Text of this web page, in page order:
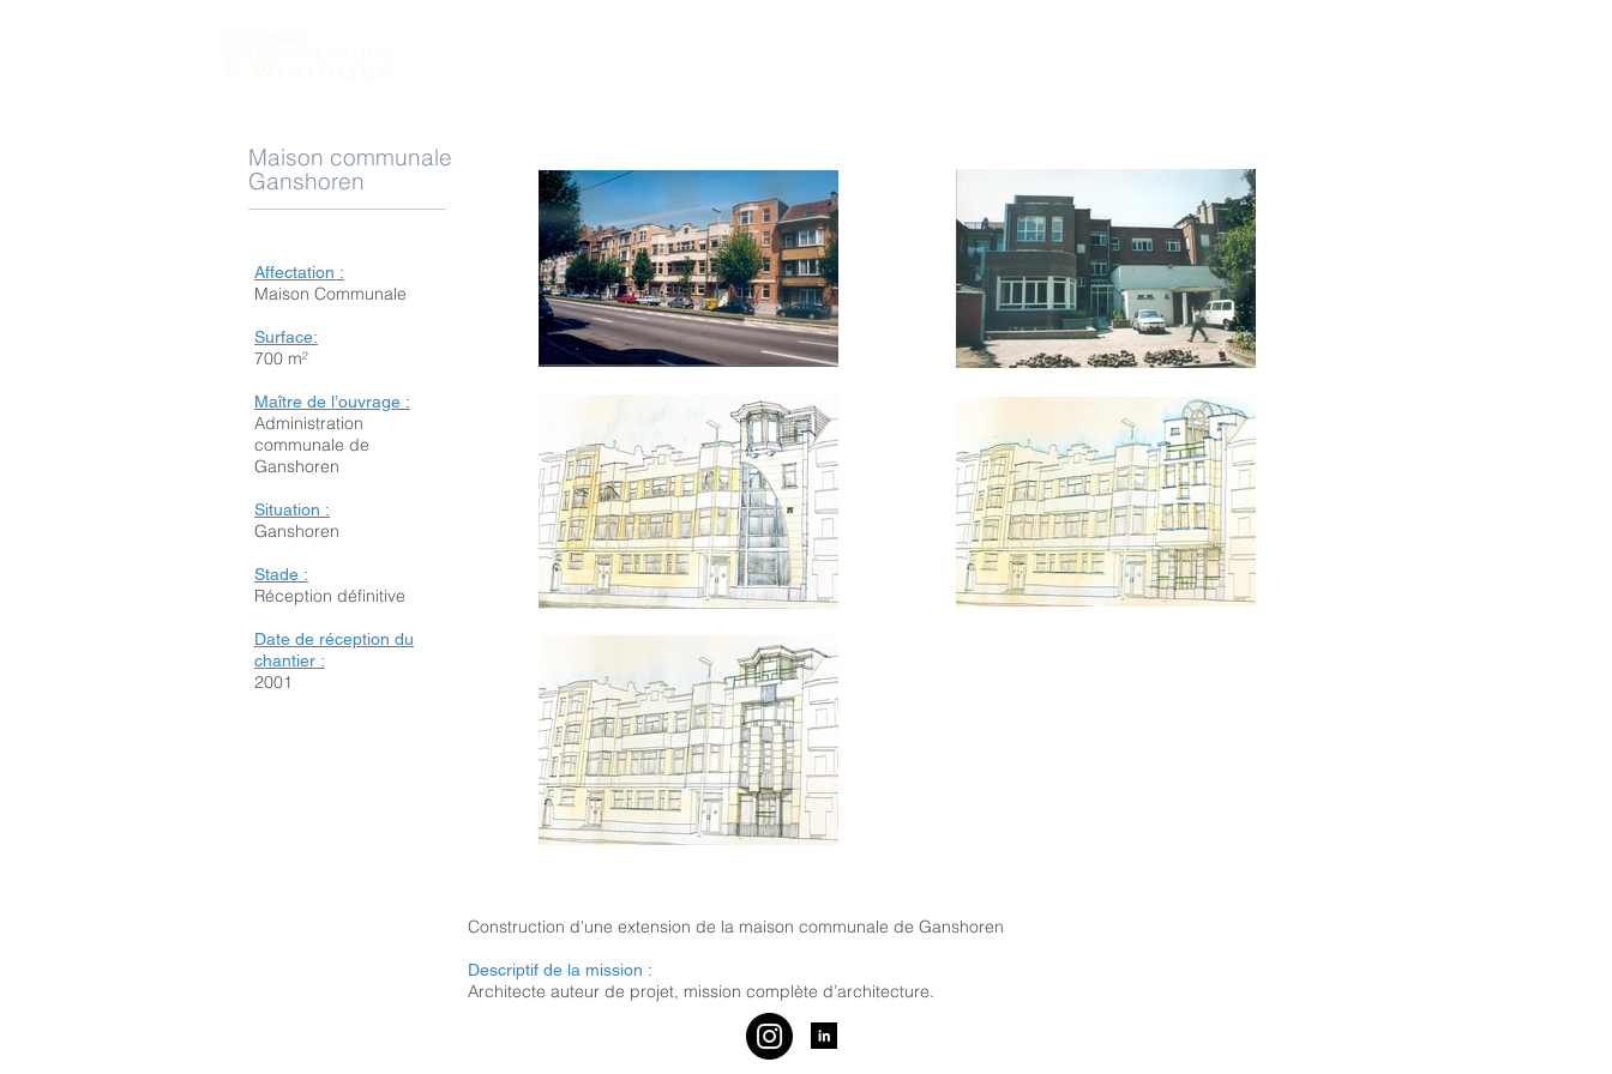
Affectation :
Maison Communale
Surface:
700 m²
Maître de l’ouvrage :
Administration
communale de
Ganshoren
Situation :
Ganshoren
Stade :
Réception définitive
Date de réception du
chantier :
2001
Maison communale
Ganshoren
Construction d'une extension de la maison communale de Ganshoren
Descriptif de la mission :
Architecte auteur de projet, mission complète d’architecture.